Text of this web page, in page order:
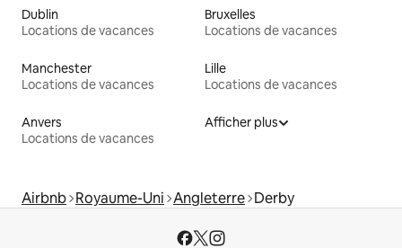
Dublin
Locations de vacances
Bruxelles
Locations de vacances
Manchester
Locations de vacances
Lille
Locations de vacances
Anvers
Locations de vacances
Afficher plus
Airbnb Royaume-Uni Angleterre Derby